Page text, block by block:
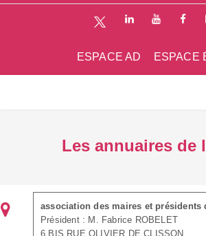
ESPACE
ESPACE AD
Les annuaires de
association des maires et présidents
Président : M. Fabrice ROBELET
6 BIS RUE OLIVIER DE CLISSON